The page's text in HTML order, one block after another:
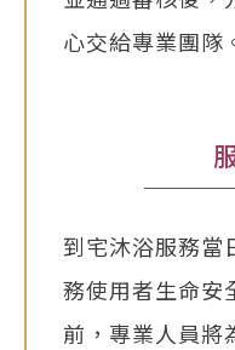
心交給專業團隊
到宅沐浴服務當
務使用者生命安
前，專業人員將